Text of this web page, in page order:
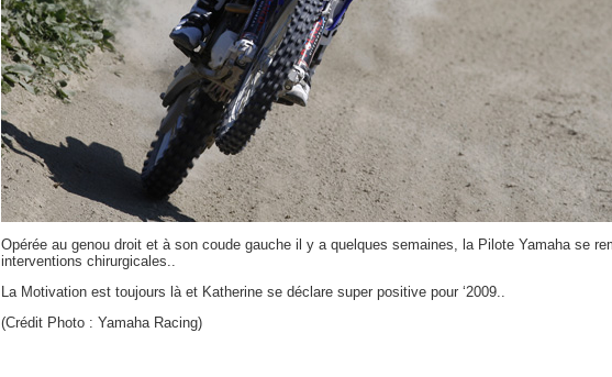
Opérée au genou droit et à son coude gauche il y a quelques semaines, la Pilote Yamaha se
interventions chirurgicales..
La Motivation est toujours là et Katherine se déclare super positive pour ‘2009..
(Crédit Photo : Yamaha Racing)